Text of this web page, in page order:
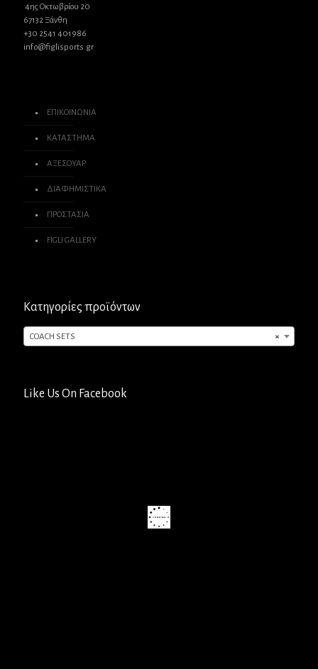
4ης Οκτωβρίου 20
67132 Ξάνθη
+30 2541 401986
info@figlisports.gr
ΕΠΙΚΟΙΝΩΝΙΑ
ΚΑΤΑΣΤΗΜΑ
ΑΞΕΣΟΥΑΡ
ΔΙΑΦΗΜΙΣΤΙΚΑ
ΠΡΟΣΤΑΣΙΑ
FIGLI GALLERY
Κατηγορίες προϊόντων
×
COACH SETS
Like Us On Facebook